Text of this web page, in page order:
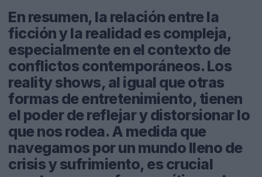
En resumen, la relación entre la
ficción y la realidad es compleja,
especialmente en el contexto de
conflictos contemporáneos. Los
reality shows, al igual que otras
formas de entretenimiento, tienen
el poder de reflejar y distorsionar lo
que nos rodea. A medida que
navegamos por un mundo lleno de
crisis y sufrimiento, es crucial